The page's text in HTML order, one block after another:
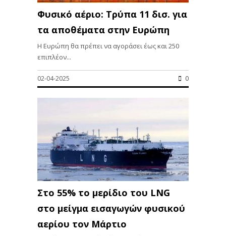
Φυσικό αέριο: Τρύπα 11 δισ. για
τα αποθέματα στην Ευρώπη
Η Ευρώπη θα πρέπει να αγοράσει έως και 250
επιπλέον...
02-04-2025 0
Στο 55% το μερίδιο του LNG
στο μείγμα εισαγωγών φυσικού
αερίου τον Μάρτιο